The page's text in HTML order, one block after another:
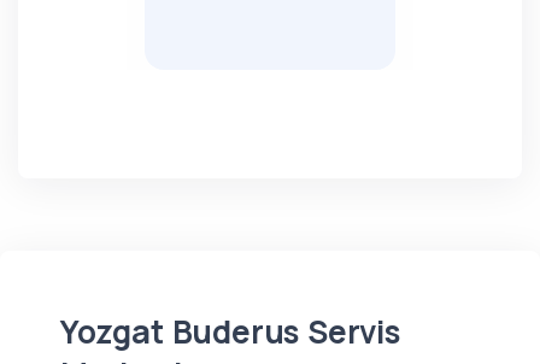
Yozgat Buderus Servis